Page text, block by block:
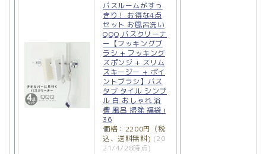
バスルームがすっ
きり！ お得な4点
セット お風呂洗い
QQQ バスクリーナ
ー【フッキングブ
ラシ + フッキング
スポンジ + スリム
スキージー + ポイ
ントブラシ】バス
タブ タイル シンプ
ル 白 おしゃれ 浴
槽 風呂 掃除 福袋 i
36
価格：2200円（税
込、送料無料) (20
21/4/28時点)